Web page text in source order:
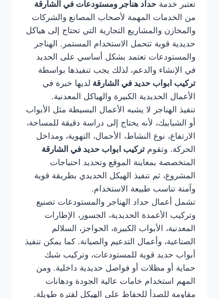
تعتبر خدمة حداد هناجر ومستودعات في الشارقة
من الخدمات المهمة لأصحاب المصانع والشركات
والمخازن والمشاريع التجارية التي تحتاج إلى هياكل
حديدية قوية تتحمل الاستخدام المستمر. الهناجر
والمستودعات تعتمد بشكل أساسي على الحديد
في الإنشاء والدعم، لذلك يجب تنفيذها بواسطة
تركيب ابواب حديد في الشارقة لديها خبرة في
الأعمال الحديدية الكبيرة والهياكل المعدنية.
تنفيذ الهناجر لا يشبه الأعمال البسيطة مثل الأبواب
أو الشبابيك، لأنه يحتاج إلى دراسة دقيقة للمساحة،
الارتفاع، نوع النشاط، الأحمال، التهوية، ومداخل
الحركة. وتقوم تركيب ابواب حديد في الشارقة
المتخصصة بمعاينة الموقع وتحديد احتياجات
المشروع، ثم تنفيذ الهيكل الحديدي بطريقة قوية
وآمنة تناسب طبيعة الاستخدام.
تشمل أعمال حداد الهناجر والمستودعات تصنيع
وتركيب الأعمدة الحديدية، الجسور، الإطارات
المعدنية، الأبواب الكبيرة، الحواجز، السلالم
الصناعية، وأعمال التدعيم والصيانة. كما يمكن تنفيذ
أبواب حديد قوية للمستودعات، وتركيب شبك
حماية أو مظلات أو فواصل حديدية داخلية. ومن
المهم استخدام خامات عالية الجودة ودهانات
مقاومة للصدأ للحفاظ على الهيكل لفترة طويلة.